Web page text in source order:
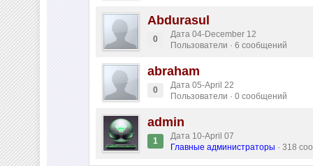
Abdurasul
0
Дата 04-December 12
Пользователи · 6 сообщений
abraham
0
Дата 05-April 22
Пользователи · 0 сообщений
admin
1
Дата 10-April 07
Главные администраторы · 318